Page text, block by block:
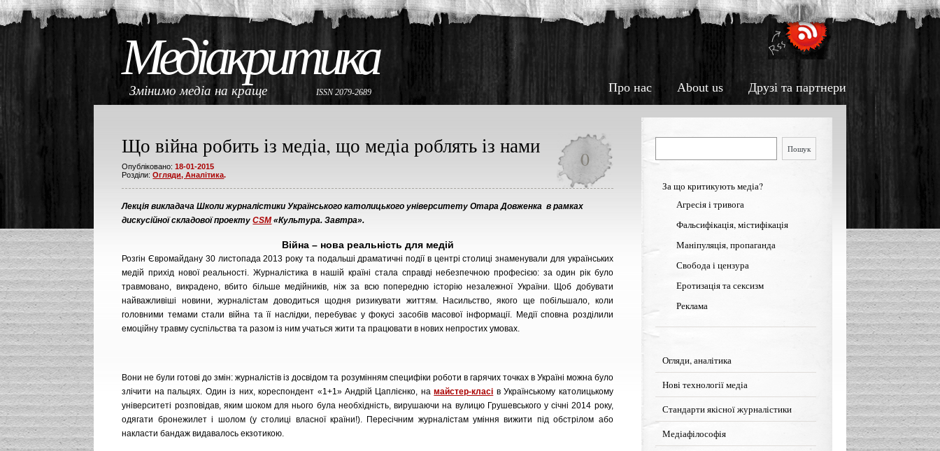
Медіакритика
Змінимо медіа на краще ISSN 2079-2689 Про нас About us Друзі та партнери
Що війна робить із медіа, що медіа роблять із нами
Опубліковано:18-01-2015
Розділи:Огляди, Аналітика.
0
Лекція викладача Школи журналістики Українського католицького університету Отара Довженкав рамках
дискусійної складової проектуCSM«Культура. Завтра».
Війна – нова реальність для медій
Розгін Євромайдану 30 листопада 2013 року та подальші драматичні події в центрі столиці знаменували для українських
медій прихід нової реальності. Журналістика в нашій країні стала справді небезпечною професією: за один рік було
травмовано, викрадено, вбито більше медійників, ніж за всю попередню історію незалежної України. Щоб добувати
найважливіші новини, журналістам доводиться щодня ризикувати життям. Насильство, якого ще побільшало, коли
головними темами стали війна та її наслідки, перебуває у фокусі засобів масової інформації. Медії сповна розділили
емоційну травму суспільства та разом із ним учаться жити та працювати в нових непростих умовах.
Вони не були готові до змін: журналістів із досвідом та розумінням специфіки роботи в гарячих точках в Україні можна було
злічити на пальцях. Один із них, кореспондент «1+1» Андрій Цаплієнко, намайстер-класі в Українському католицькому
університеті розповідав, яким шоком для нього була необхідність, вирушаючи на вулицю Грушевського у січні 2014 року,
одягати бронежилет і шолом (у столиці власної країни!). Пересічним журналістам уміння вижити під обстрілом або
накласти бандаж видавалось екзотикою.
Пошук
За що критикують медіа?
Агресія і тривога
Фальсифікація, містифікація
Маніпуляція, пропаганда
Свобода і цензура
Еротизація та сексизм
Реклама
Огляди, аналітика
Нові технології медіа
Стандарти якісної журналістики
Медіафілософія